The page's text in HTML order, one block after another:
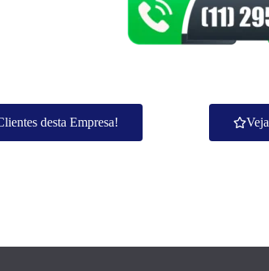
desta Empresa!